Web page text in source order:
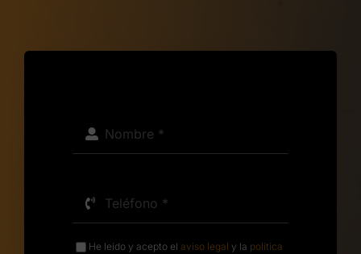
He leído y acepto el aviso legal y la política